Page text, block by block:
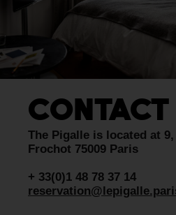
CONTACT
The Pigalle is located at
Frochot 75009 Paris
+ 33(0)1 48 78 37 14